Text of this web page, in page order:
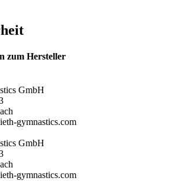
zum Hersteller
GmbH
gymnastics.com
GmbH
gymnastics.com